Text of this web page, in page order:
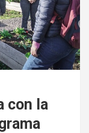
con la